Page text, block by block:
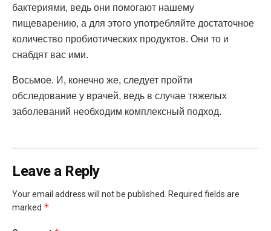
бактериями, ведь они помогают нашему
пищеварению, а для этого употребляйте достаточное
количество пробиотических продуктов. Они то и
снабдят вас ими.
Восьмое. И, конечно же, следует пройти
обследование у врачей, ведь в случае тяжелых
заболеваний необходим комплексный подход.
Leave a Reply
Your email address will not be published.
Required fields are
marked *